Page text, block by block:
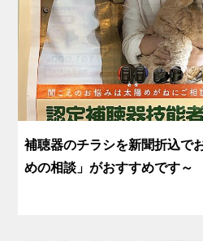
補聴器のチラシを新聞折込で
めの相談」がおすすめです～